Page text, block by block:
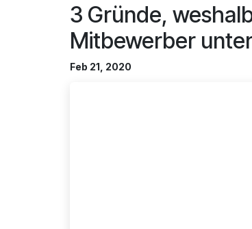
3 Gründe,
Mitbewerber
Feb 21, 2020